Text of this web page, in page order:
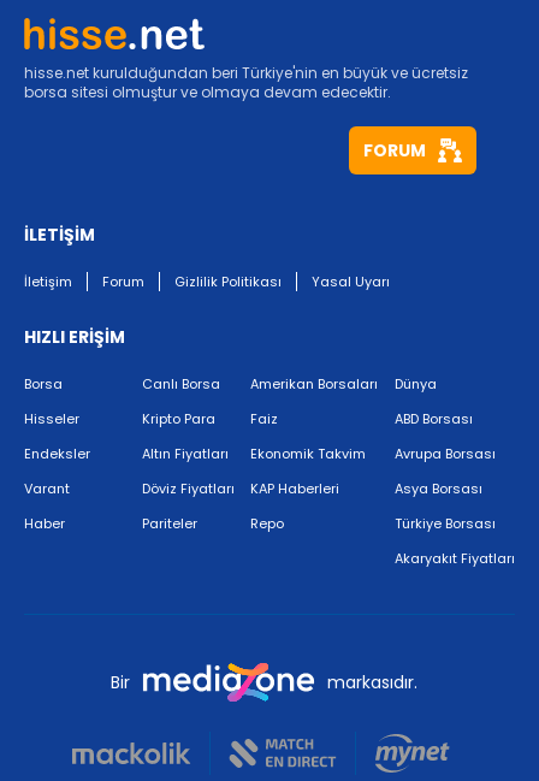
hisse.net kurulduğundan beri Türkiye'nin en büyük ve ücretsiz
borsa sitesi olmuştur ve olmaya devam edecektir.
FORUM
İLETİŞİM
İletişim Forum Gizlilik Politikası Yasal Uyarı
HIZLI ERİŞİM
Borsa
Hisseler
Endeksler
Varant
Haber
Canlı Borsa
Kripto Para
Altın Fiyatları
Döviz Fiyatları
Pariteler
Amerikan Borsaları
Faiz
Ekonomik Takvim
KAP Haberleri
Repo
Dünya
ABD Borsası
Avrupa Borsası
Asya Borsası
Türkiye Borsası
Akaryakıt Fiyatları
Bir markasıdır.